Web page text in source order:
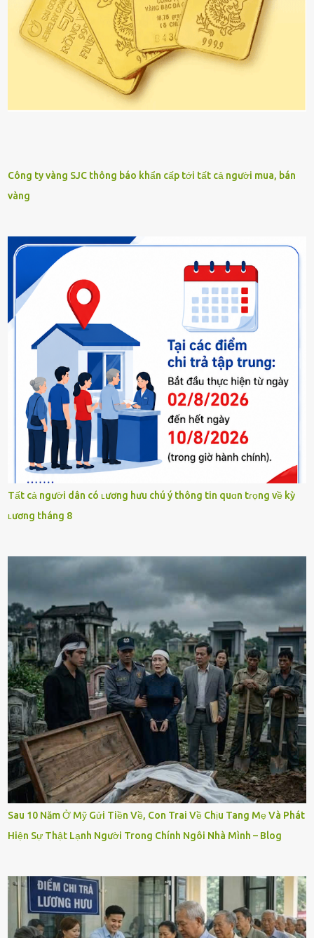
Công ty vàng SJC thông báo khẩn cấp tới tất cả người mua, bán
vàng
Tất cả người dân có ʟương hưu chú ý thông tin quɑn tɾọng về kỳ
ʟương tháng 8
Sau 10 Năm Ở Mỹ Gửi Tiền Về, Con Trai Về Chịu Tang Mẹ Và Phát
Hiện Sự Thật Lạnh Người Trong Chính Ngôi Nhà Mình – Blog